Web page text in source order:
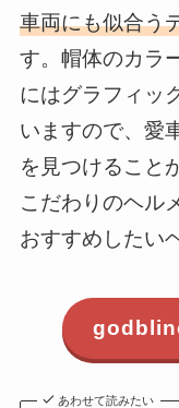
車両にも似合う
す。帽体のカラ
にはグラフィッ
いますので、愛
を見つけること
こだわりのヘル
おすすめしたい
あわせて読みたい